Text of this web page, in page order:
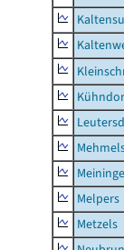
Melpers
Metzels